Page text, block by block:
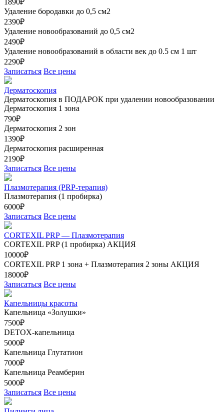
1890₽
Удаление бородавки до 0,5 см2
2390₽
Удаление новообразований до 0,5 см2
2490₽
Удаление новообразований в области век до 0.5 см 1 шт
2290₽
Записаться Все цены
Дерматоскопия
Дерматоскопия в ПОДАРОК при удалении новообразовании
Дерматоскопия 1 зона
790₽
Дерматоскопия 2 зон
1390₽
Дерматоскопия расширенная
2190₽
Записаться Все цены
Плазмотерапия (PRP-терапия)
Плазмотерапия (1 пробирка)
6000₽
Записаться Все цены
CORTEXIL PRP — Плазмотерапия
CORTEXIL PRP (1 пробирка) АКЦИЯ
10000₽
CORTEXIL PRP 1 зона + Плазмотерапия 2 зоны АКЦИЯ
18000₽
Записаться Все цены
Капельницы красоты
Капельница «Золушки»
7500₽
DETOX-капельница
5000₽
Капельница Глутатион
7000₽
Капельница Реамберин
5000₽
Записаться Все цены